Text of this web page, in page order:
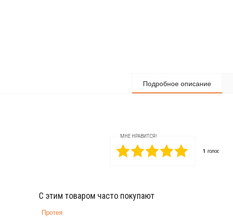
Подробное описание
МНЕ НРАВИТСЯ!
1 голос
С этим товаром часто покупают
Протея